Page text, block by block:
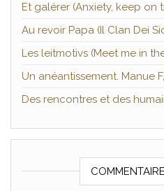
Et galérer (Anxiety, keep on
Au revoir Papa (Il Clan Dei
Les leitmotivs (Meet me in
Un anéantissement. Manue
Des rencontres et des